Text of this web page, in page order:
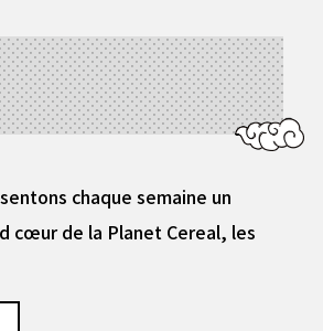
chaque semaine un
cœur de la Planet Cereal, les